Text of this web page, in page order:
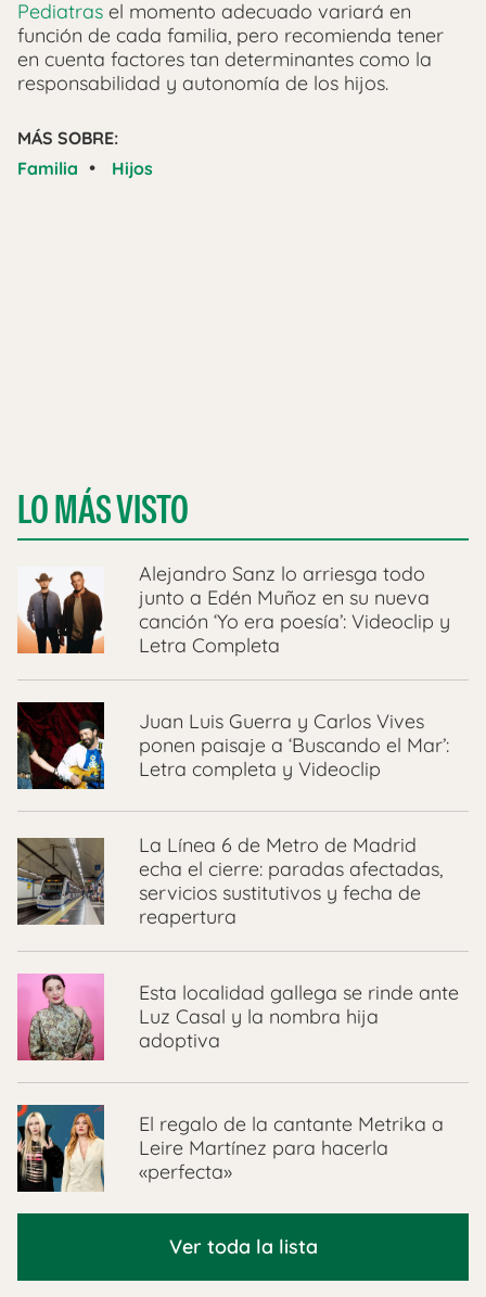
Pediatras el momento adecuado variará en
función de cada familia, pero recomienda tener
en cuenta factores tan determinantes como la
responsabilidad y autonomía de los hijos.
MÁS SOBRE:
Familia • Hijos
LO MÁS VISTO
Alejandro Sanz lo arriesga todo
junto a Edén Muñoz en su nueva
canción ‘Yo era poesía’: Videoclip y
Letra Completa
Juan Luis Guerra y Carlos Vives
ponen paisaje a ‘Buscando el Mar’:
Letra completa y Videoclip
La Línea 6 de Metro de Madrid
echa el cierre: paradas afectadas,
servicios sustitutivos y fecha de
reapertura
Esta localidad gallega se rinde ante
Luz Casal y la nombra hija
adoptiva
El regalo de la cantante Metrika a
Leire Martínez para hacerla
«perfecta»
Ver toda la lista